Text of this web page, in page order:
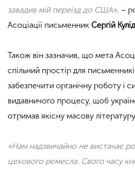
завадив мій переїзд до США», –
Асоціації письменник Сергій
Також він зазначив, що мета
спільний простір для
забезпечити органічну роботу і
видавничого процесу, щоб
отримав якісну масову
«Нам надзвичайно не вистачає
цехового ремесла. Свого часу